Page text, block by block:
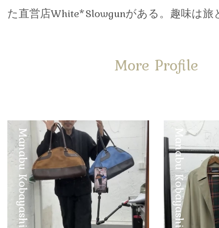
た直営店White*Slowgunがある。趣味は旅
More Profile
Manabu Kobayashi Manabu Kobayashi